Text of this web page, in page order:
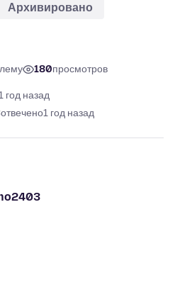
Архивировано
180просмотров
год назад
отвечено1 год назад